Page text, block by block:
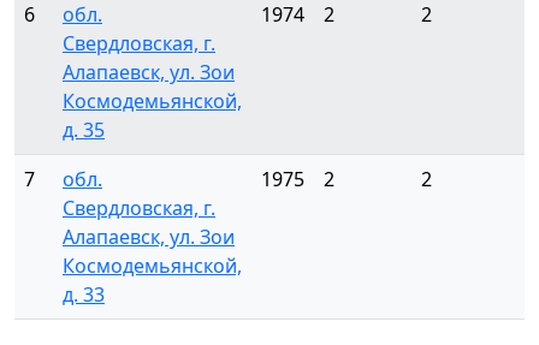
6
обл.
Свердловская, г.
Алапаевск, ул. Зои
Космодемьянской,
д. 35
1974 2 2
7
обл.
Свердловская, г.
Алапаевск, ул. Зои
Космодемьянской,
д. 33
1975 2 2